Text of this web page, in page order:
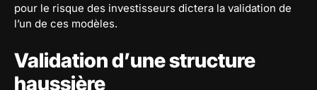
pour le risque des investisseurs dictera la validation de
l’un de ces modèles.
Validation d’une structure
haussière